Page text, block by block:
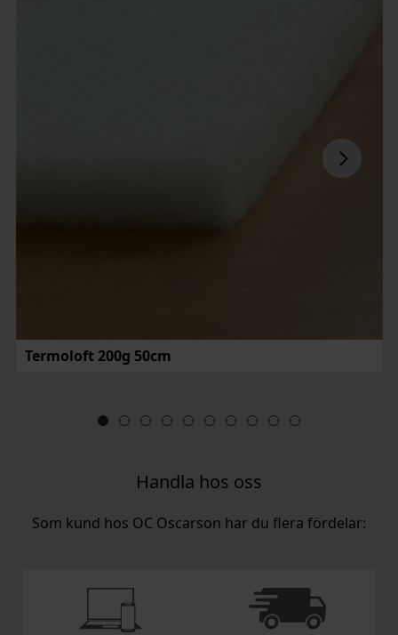
Termoloft 200g 50cm
Handla hos oss
Som kund hos OC Oscarson har du flera fördelar: